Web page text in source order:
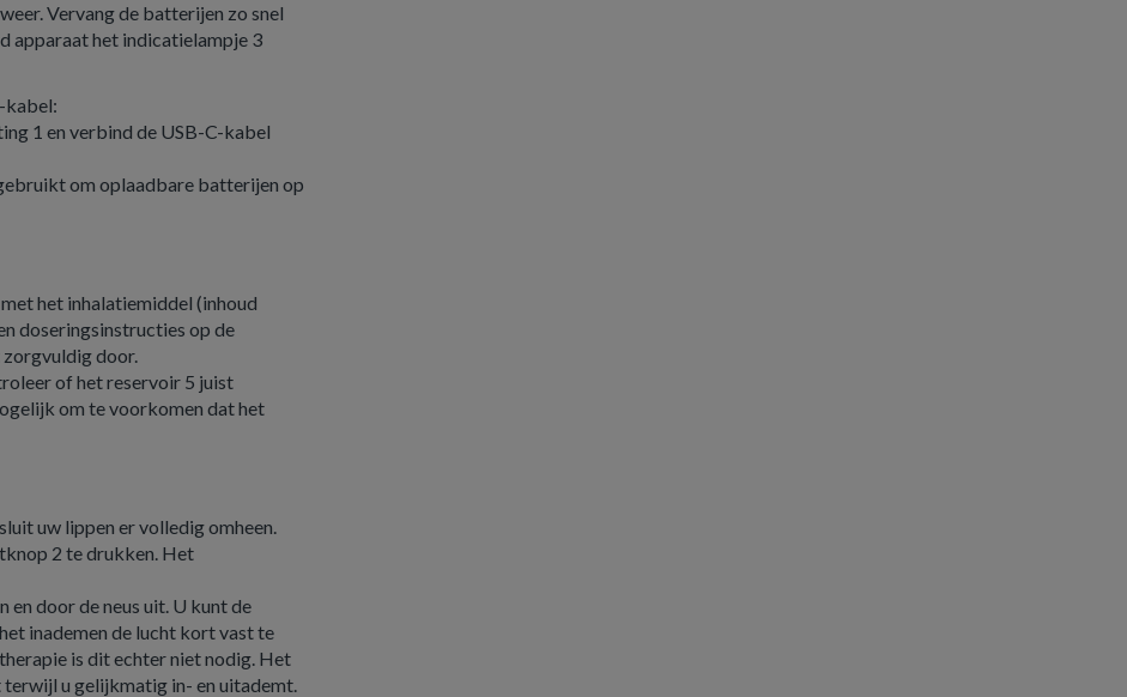
Vervang de batterijen zo snel
apparaat het indicatielampje 3
kabel:
1 en verbind de USB-C-kabel
om oplaadbare batterijen op
het inhalatiemiddel (inhoud
doseringsinstructies op de
door.
of het reservoir 5 juist
om te voorkomen dat het
uw lippen er volledig omheen.
2 te drukken. Het
en door de neus uit. U kunt de
inademen de lucht kort vast te
is dit echter niet nodig. Het
u gelijkmatig in- en uitademt.